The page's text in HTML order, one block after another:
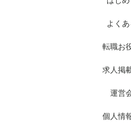
お電話でのお問い合わせ
よく
転職お
求人掲
運営
個人情